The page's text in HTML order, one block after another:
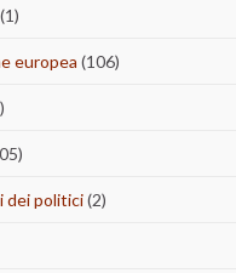
(1)
europea (106)
dei politici(2)